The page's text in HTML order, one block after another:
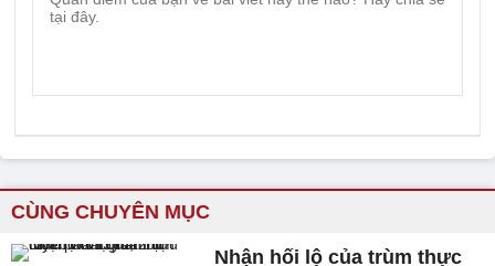
CÙNG CHUYÊN MỤC
Nhận hối lộ của trùm thực